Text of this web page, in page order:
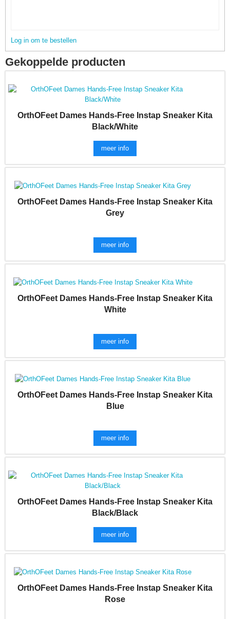
Log in om te bestellen
Gekoppelde producten
OrthOFeet Dames Hands-Free Instap Sneaker Kita
Black/White
meer info
OrthOFeet Dames Hands-Free Instap Sneaker Kita
Grey
meer info
OrthOFeet Dames Hands-Free Instap Sneaker Kita
White
meer info
OrthOFeet Dames Hands-Free Instap Sneaker Kita
Blue
meer info
OrthOFeet Dames Hands-Free Instap Sneaker Kita
Black/Black
meer info
OrthOFeet Dames Hands-Free Instap Sneaker Kita
Rose